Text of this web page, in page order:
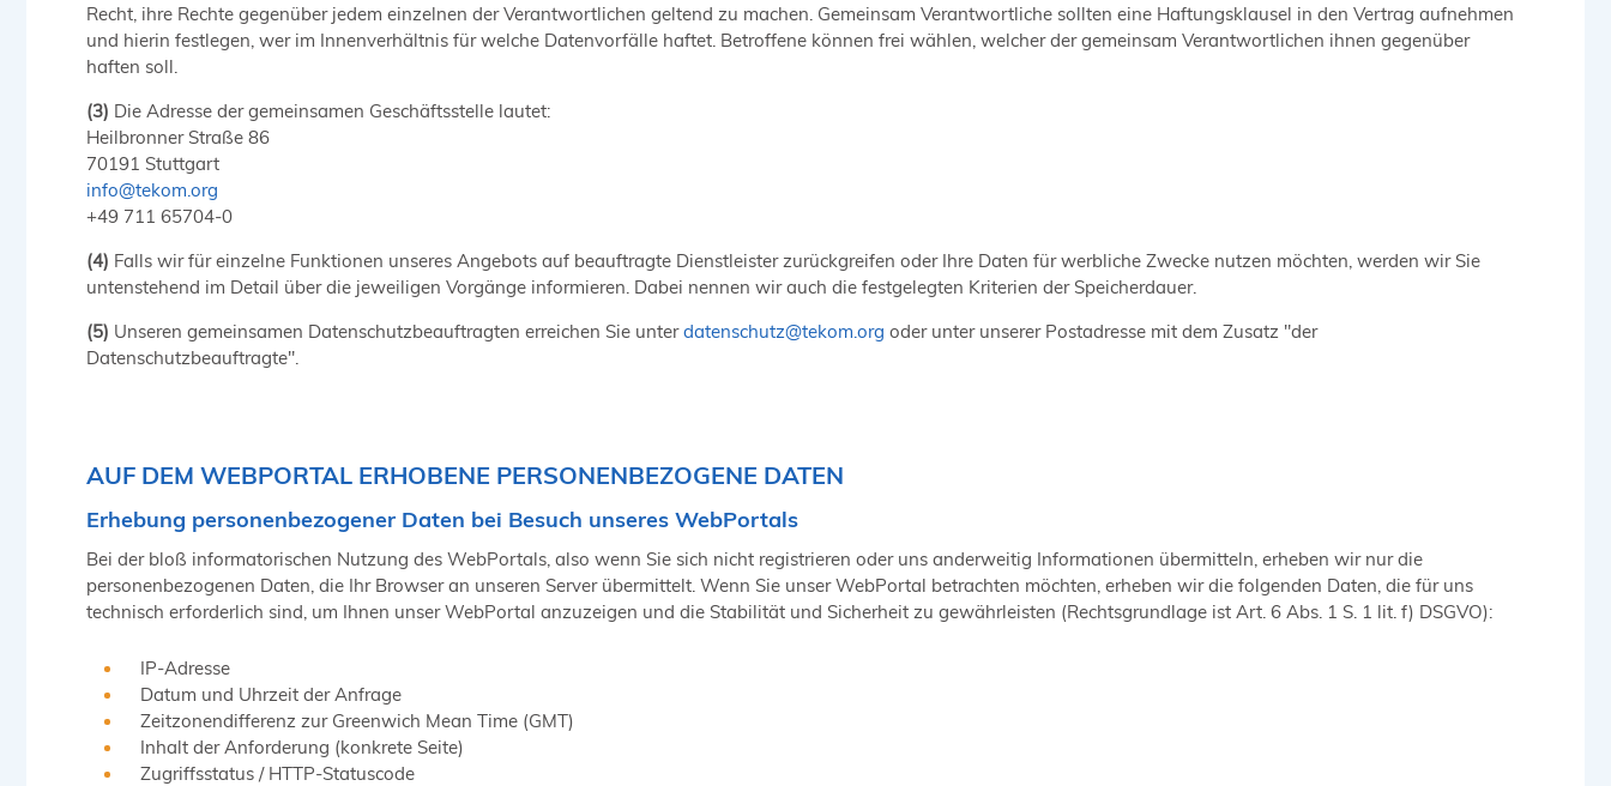
Recht, ihre Rechte gegenüber jedem einzelnen der Verantwortlichen geltend zu machen. Gemeinsam Verantwortliche sollten eine Haftungsklausel in den Vertrag aufnehmen
und hierin festlegen, wer im Innenverhältnis für welche Datenvorfälle haftet. Betroffene können frei wählen, welcher der gemeinsam Verantwortlichen ihnen gegenüber
haften soll.
(3) Die Adresse der gemeinsamen Geschäftsstelle lautet:
Heilbronner Straße 86
70191 Stuttgart
info@tekom.org
+49 711 65704-0
(4) Falls wir für einzelne Funktionen unseres Angebots auf beauftragte Dienstleister zurückgreifen oder Ihre Daten für werbliche Zwecke nutzen möchten, werden wir Sie
untenstehend im Detail über die jeweiligen Vorgänge informieren. Dabei nennen wir auch die festgelegten Kriterien der Speicherdauer.
(5) Unseren gemeinsamen Datenschutzbeauftragten erreichen Sie unterdatenschutz@tekom.org oder unter unserer Postadresse mit dem Zusatz "der
Datenschutzbeauftragte".
AUF DEM WEBPORTAL ERHOBENE PERSONENBEZOGENE DATEN
Erhebung personenbezogener Daten bei Besuch unseres WebPortals
Bei der bloß informatorischen Nutzung des WebPortals, also wenn Sie sich nicht registrieren oder uns anderweitig Informationen übermitteln, erheben wir nur die
personenbezogenen Daten, die Ihr Browser an unseren Server übermittelt. Wenn Sie unser WebPortal betrachten möchten, erheben wir die folgenden Daten, die für uns
technisch erforderlich sind, um Ihnen unser WebPortal anzuzeigen und die Stabilität und Sicherheit zu gewährleisten (Rechtsgrundlage ist Art. 6 Abs. 1 S. 1 lit. f) DSGVO):
IP-Adresse
Datum und Uhrzeit der Anfrage
Zeitzonendifferenz zur Greenwich Mean Time (GMT)
Inhalt der Anforderung (konkrete Seite)
Zugriffsstatus / HTTP-Statuscode